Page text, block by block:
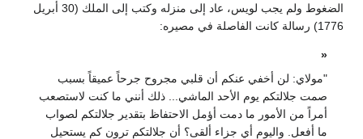
الضغوط ولم يجب لويس، عاد إلى منزله وكتب إلى الملك (30 أبريل
1776) رسالة كانت الفاصلة في مصيره:
«
"مولاي: لن أخفي عنكم أن قلبي مجروح جرحاً عميقاً بسبب
صمت جلالتكم يوم الأحد الماشي... ذلك أنني ما كنت لاستصعب
أمراً من الأمور ما دمت أؤمل الاحتفاظ بتقدير جلالتكم لصواب
ما أفعل. واليوم أي جزاء ألقى؟ أن جلالتكم ترون كم يستحيل